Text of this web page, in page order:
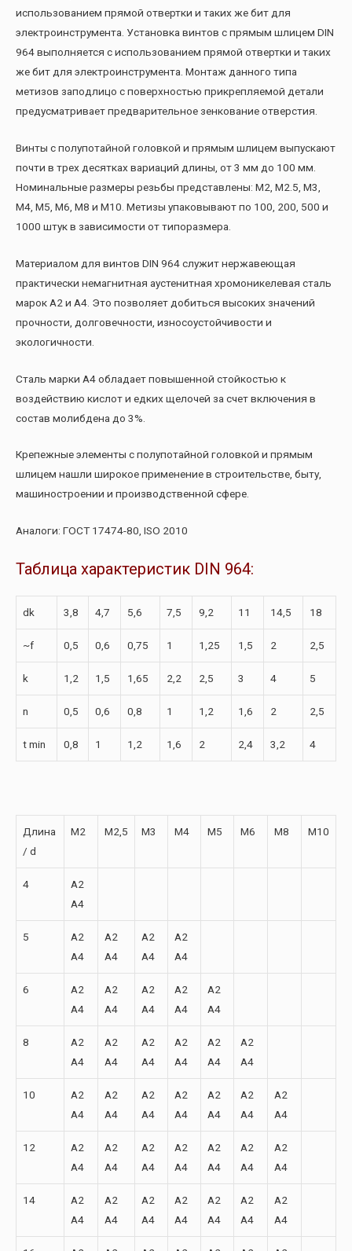
использованием прямой отвертки и таких же бит для
электроинструмента. Установка винтов с прямым шлицем DIN
964 выполняется с использованием прямой отвертки и таких
же бит для электроинструмента. Монтаж данного типа
метизов заподлицо с поверхностью прикрепляемой детали
предусматривает предварительное зенкование отверстия.
Винты с полупотайной головкой и прямым шлицем выпускают
почти в трех десятках вариаций длины, от 3 мм до 100 мм.
Номинальные размеры резьбы представлены: М2, М2.5, М3,
М4, М5, М6, М8 и М10. Метизы упаковывают по 100, 200, 500 и
1000 штук в зависимости от типоразмера.
Материалом для винтов DIN 964 служит нержавеющая
практически немагнитная аустенитная хромоникелевая сталь
марок А2 и А4. Это позволяет добиться высоких значений
прочности, долговечности, износоустойчивости и
экологичности.
Сталь марки А4 обладает повышенной стойкостью к
воздействию кислот и едких щелочей за счет включения в
состав молибдена до 3%.
Крепежные элементы с полупотайной головкой и прямым
шлицем нашли широкое применение в строительстве, быту,
машиностроении и производственной сфере.
Аналоги: ГОСТ 17474-80, ISO 2010
Таблица характеристик DIN 964:
dk 3,8 4,7 5,6 7,5 9,2 11 14,5 18
~f 0,5 0,6 0,75 1 1,25 1,5 2 2,5
k 1,2 1,5 1,65 2,2 2,5 3 4 5
n 0,5 0,6 0,8 1 1,2 1,6 2 2,5
t min 0,8 1 1,2 1,6 2 2,4 3,2 4
Длина
/ d
M2 M2,5 M3 M4 M5 M6 M8 M10
4
A2
A4
5
A2
A4
A2
A4
A2
A4
A2
A4
6
A2
A4
A2
A4
A2
A4
A2
A4
A2
A4
8
A2
A4
A2
A4
A2
A4
A2
A4
A2
A4
A2
A4
10
A2
A4
A2
A4
A2
A4
A2
A4
A2
A4
A2
A4
A2
A4
12
A2
A4
A2
A4
A2
A4
A2
A4
A2
A4
A2
A4
A2
A4
14
A2
A4
A2
A4
A2
A4
A2
A4
A2
A4
A2
A4
A2
A4